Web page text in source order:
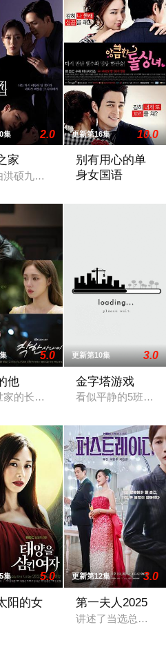
/ It's Like a Bean in a Pod
集 2.0
家
洪硕九、洪恩美导演，金敏珠编剧
更新第16集 10.0
别有用心的单
身女国语
5.0
他
家的长孙朴锡哲（李栋旭 饰），
更新第10集 3.0
金字塔游戏
看似平静的5班教
生而展开的成长电视剧
集 5.0
阳的女
更新第12集 3.0
第一夫人2025
讲述了当选总统的